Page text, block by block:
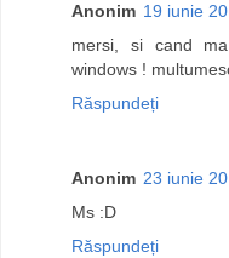
Anonim 19 iunie
mersi, si cand
windows !
Răspundeți
Anonim 23 iunie
Ms :D
Răspundeți